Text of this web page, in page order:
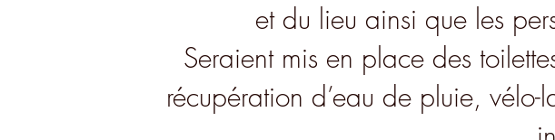
et du lieu ainsi que les
Seraient mis en place des
récupération d’eau de pluie,